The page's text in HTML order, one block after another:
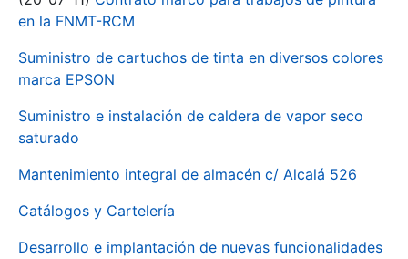
en la FNMT-RCM
Suministro de cartuchos de tinta en diversos colores
marca EPSON
Suministro e instalación de caldera de vapor seco
saturado
Mantenimiento integral de almacén c/ Alcalá 526
Catálogos y Cartelería
Desarrollo e implantación de nuevas funcionalidades